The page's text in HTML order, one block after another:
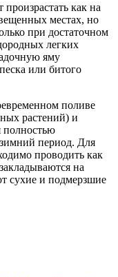
как на
местах, но
при достаточном
легких
яму
или битого
поливе
растений) и
полностью
период. Для
проводить как
на
сухие и подмерзшие